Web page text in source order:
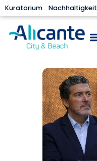
Kuratorium Nachhaltigkeit